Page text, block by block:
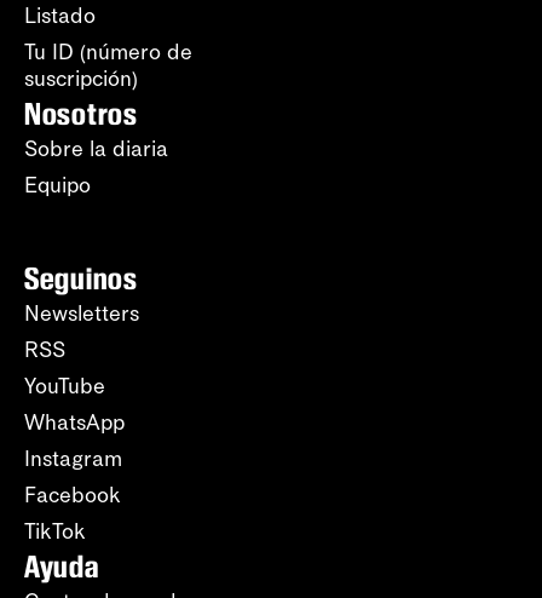
Listado
Tu ID (número de
suscripción)
Nosotros
Sobre la diaria
Equipo
Seguinos
Newsletters
RSS
YouTube
WhatsApp
Instagram
Facebook
TikTok
Ayuda